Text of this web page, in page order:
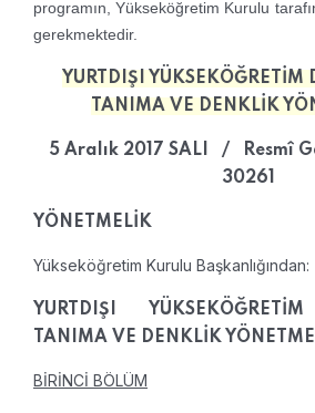
programın, Yükseköğretim Kurulu
gerekmektedir.
YURTDIŞI YÜKSEKÖĞRETİM
TANIMA VE DENKLİK
5 Aralık 2017 SALI / Resmî
30261
YÖNETMELİK
Yükseköğretim Kurulu Başkanlığından:
YURTDIŞI
TANIMA VE DENKLİK
BİRİNCİ BÖLÜM